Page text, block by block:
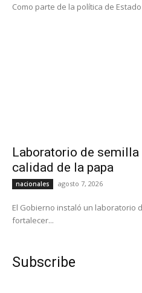
Como parte de la política de
Laboratorio de
calidad de la papa
nacionales agosto 7, 2026
El Gobierno instaló un laboratorio
fortalecer...
Subscribe